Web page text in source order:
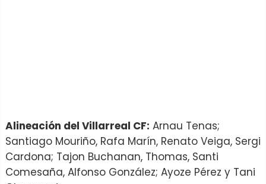
Alineación del Villarreal CF: Arnau Tenas;
Santiago Mouriño, Rafa Marín, Renato Veiga, Sergi
Cardona; Tajon Buchanan, Thomas, Santi
Comesaña, Alfonso González; Ayoze Pérez y Tani